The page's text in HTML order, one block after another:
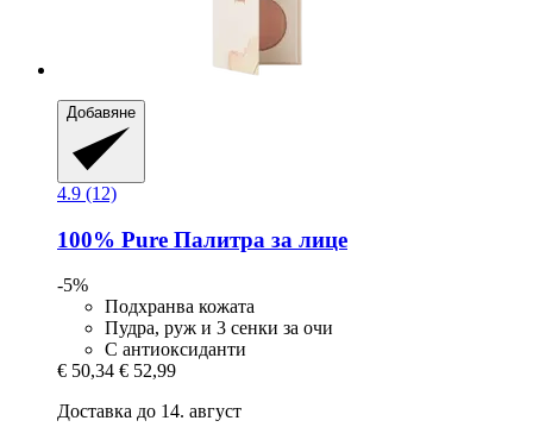
Добавяне
4.9 (12)
100% Pure Палитра за лице
-5%
Подхранва кожата
Пудра, руж и 3 сенки за очи
С антиоксиданти
€ 50,34 € 52,99
Доставка до 14. август